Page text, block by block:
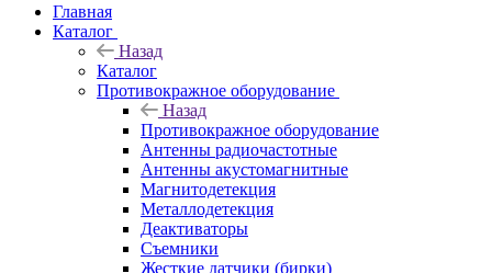
Главная
Каталог
Назад
Каталог
Противокражное оборудование
Назад
Противокражное оборудование
Антенны радиочастотные
Антенны акустомагнитные
Магнитодетекция
Металлодетекция
Деактиваторы
Съемники
Жесткие датчики (бирки)